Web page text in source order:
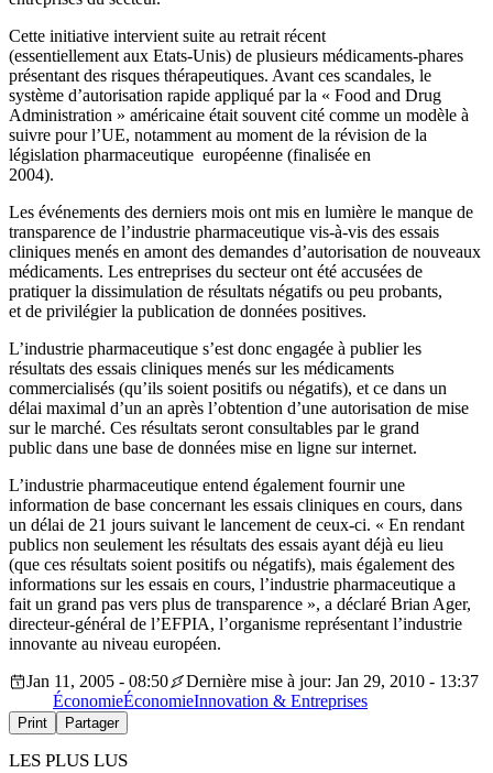
Cette initiative intervient suite au retrait récent
(essentiellement aux Etats-Unis) de plusieurs médicaments-phares
présentant des risques thérapeutiques. Avant ces scandales, le
système d’autorisation rapide appliqué par la « Food and Drug
Administration » américaine était souvent cité comme un modèle à
suivre pour l’UE, notamment au moment de la révision de la
législation pharmaceutique européenne (finalisée en
2004).
Les événements des derniers mois ont mis en lumière le manque de
transparence de l’industrie pharmaceutique vis-à-vis des essais
cliniques menés en amont des demandes d’autorisation de nouveaux
médicaments. Les entreprises du secteur ont été accusées de
pratiquer la dissimulation de résultats négatifs ou peu probants,
et de privilégier la publication de données positives.
L’industrie pharmaceutique s’est donc engagée à publier les
résultats des essais cliniques menés sur les médicaments
commercialisés (qu’ils soient positifs ou négatifs), et ce dans un
délai maximal d’un an après l’obtention d’une autorisation de mise
sur le marché. Ces résultats seront consultables par le grand
public dans une base de données mise en ligne sur internet.
L’industrie pharmaceutique entend également fournir une
information de base concernant les essais cliniques en cours, dans
un délai de 21 jours suivant le lancement de ceux-ci. « En rendant
publics non seulement les résultats des essais ayant déjà eu lieu
(que ces résultats soient positifs ou négatifs), mais également des
informations sur les essais en cours, l’industrie pharmaceutique a
fait un grand pas vers plus de transparence », a déclaré Brian Ager,
directeur-général de l’EFPIA, l’organisme représentant l’industrie
innovante au niveau européen.
Jan 11, 2005 - 08:50
Dernière mise à jour: Jan 29, 2010 - 13:37
ÉconomieÉconomieInnovation & Entreprises
Print Partager
LES PLUS LUS